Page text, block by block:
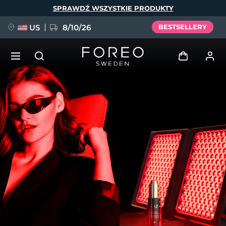
SPRAWDŹ WSZYSTKIE PRODUKTY
US 8/10/26 BESTSELLERY
Moje urządzenia
Moje zamówienia
Moje adresy
Moje subskrypcje
NOWOŚĆ
FAQ™ Pure Beauty-Tech Elixir
BREAKING NEWS
issa™ Teeth Whitening Set
Język
English Deutsch
Español
Français
Italiano
Português
Polski
Svenska
Русский
Türkçe
简体中文 繁體中文